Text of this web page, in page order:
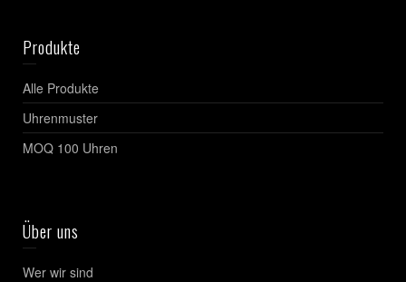
Produkte
Alle Produkte
Uhrenmuster
MOQ 100 Uhren
Über uns
Wer wir sind